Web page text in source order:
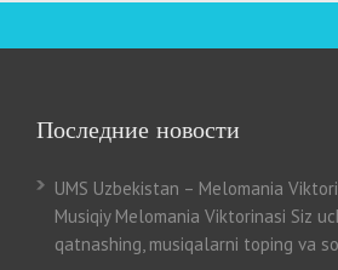
Последние новости
UMS Uzbekistan – Melomania
Musiqiy Melomania Viktorinasi Siz
qatnashing, musiqalarni toping va